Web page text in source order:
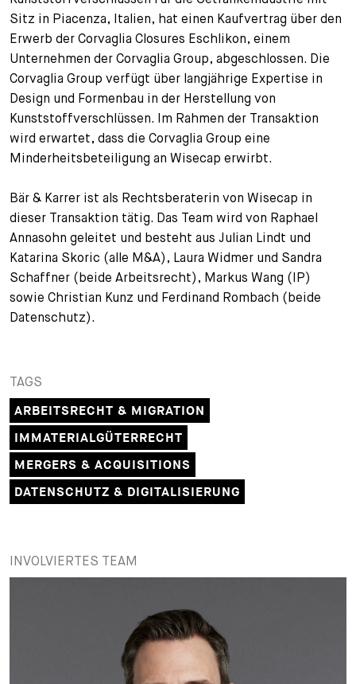
Substituten
Kurzpraktikanten
Administration
Assistenzen
Bewerbungsprozess
Fragen und Antworten
Spontanbewerbung
Ihre Karriere
Ihre Karriere bei uns
+
Sitz in Piacenza, Italien, hat einen Kaufvertrag über den
Erwerb der Corvaglia Closures Eschlikon, einem
Unternehmen der Corvaglia Group, abgeschlossen. Die
Corvaglia Group verfügt über langjährige Expertise in
Design und Formenbau in der Herstellung von
Kunststoffverschlüssen. Im Rahmen der Transaktion
wird erwartet, dass die Corvaglia Group eine
Minderheitsbeteiligung an Wisecap erwirbt.
Bär & Karrer ist als Rechtsberaterin von Wisecap in
dieser Transaktion tätig. Das Team wird von Raphael
Annasohn geleitet und besteht aus Julian Lindt und
Katarina Skoric (alle M&A), Laura Widmer und Sandra
Schaffner (beide Arbeitsrecht), Markus Wang (IP)
sowie Christian Kunz und Ferdinand Rombach (beide
Datenschutz).
TAGS
ARBEITSRECHT & MIGRATION
IMMATERIALGÜTERRECHT
MERGERS & ACQUISITIONS
DATENSCHUTZ & DIGITALISIERUNG
INVOLVIERTES TEAM